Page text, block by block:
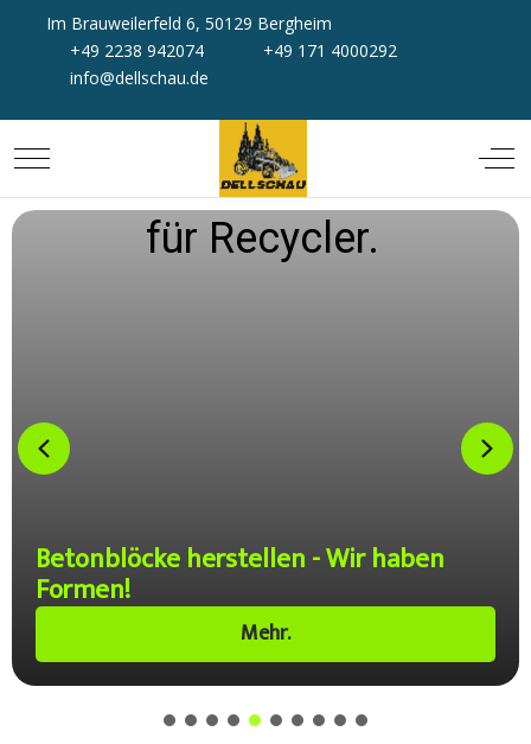
Im Brauweilerfeld 6, 50129 Bergheim
+49 2238 942074
+49 171 4000292
info@dellschau.de
Mobile Menu Toggle Off-
- Wir haben
Egal, ob